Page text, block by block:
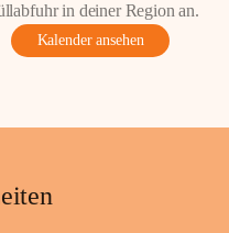
in deiner Region an.
Kalender ansehen